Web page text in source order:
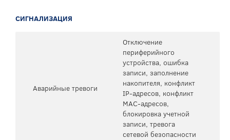
СИГНАЛИЗАЦИЯ
Аварийные тревоги
Отключение
периферийного
устройства, ошибка
записи, заполнение
накопителя, конфликт
IP-адресов, конфликт
MAC-адресов,
блокировка учетной
записи, тревога
сетевой безопасности